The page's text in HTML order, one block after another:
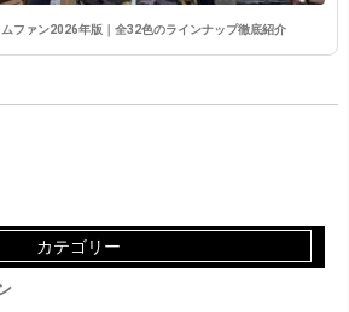
ファン2026年版｜全32色のラインナップ徹底紹介
カテゴリー